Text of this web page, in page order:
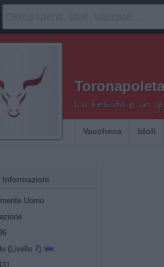
La felicità è un
Vaccheca Idoli
Informazioni
Uomo
(Livello 7)